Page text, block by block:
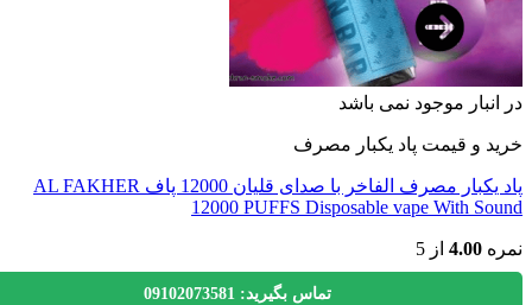
موجود نمی باشد
و قیمت پاد یکبار مصرف
پاد یکبار مصرف الفاخر با صدای قلیان 12000 پاف AL FAKHER
12000 PUFFS Disposable vape With
4.00 از 5
تماس بگیرید: 09102073581